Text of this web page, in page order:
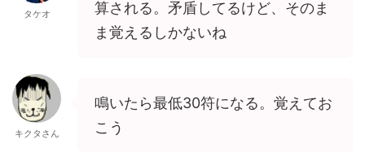
タケオ
算される。矛盾してるけど、そのま
ま覚えるしかないね
キクタさん
鳴いたら最低30符になる。覚えてお
こう